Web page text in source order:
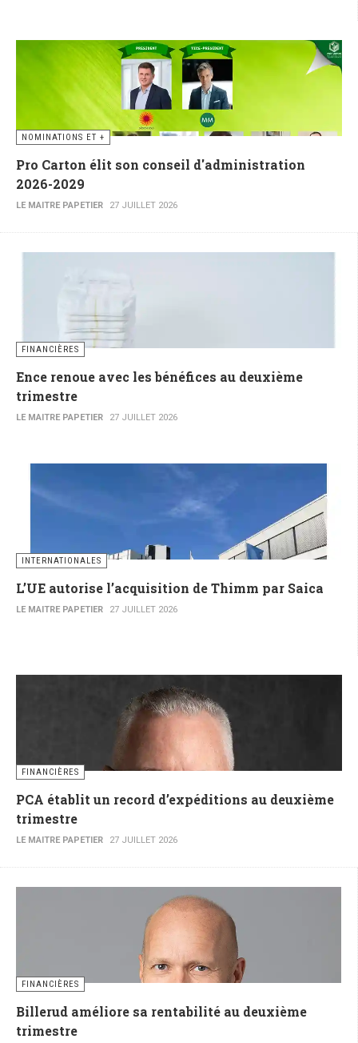
NOMINATIONS ET +
Pro Carton élit son conseil d'administration
2026-2029
LE MAITRE PAPETIER 27 JUILLET 2026
FINANCIÈRES
Ence renoue avec les bénéfices au deuxième
trimestre
LE MAITRE PAPETIER 27 JUILLET 2026
INTERNATIONALES
L’UE autorise l’acquisition de Thimm par Saica
LE MAITRE PAPETIER 27 JUILLET 2026
FINANCIÈRES
PCA établit un record d’expéditions au deuxième
trimestre
LE MAITRE PAPETIER 27 JUILLET 2026
FINANCIÈRES
Billerud améliore sa rentabilité au deuxième
trimestre